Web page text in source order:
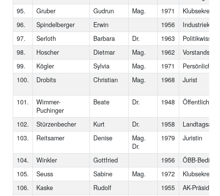
95.
Gruber Gudrun Mag. 1971
96.
Spindelberger Erwin 1956
97.
Serloth Barbara Dr. 1963
98.
Hoscher Dietmar Mag. 1962
99.
Kögler Sylvia Mag. 1971
100.
Drobits Christian Mag. 1968 Jurist
101.
Wimmer-
Puchinger
Beate Dr. 1948 Öffentlich-
102. Stürzenbecher Kurt Dr. 1958
103.
Reitsamer Denise
Mag.
Dr.
1979 Juristin
104. Winkler Gottfried 1956
ÖBB-
105.
Seuss Sabine Mag. 1972
106.
Kaske Rudolf 1955
AK-Präsident